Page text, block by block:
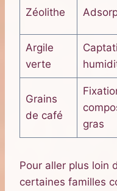
Zéolithe
Argile
verte
Grains
de café
gras
Pour aller plus loin
certaines familles